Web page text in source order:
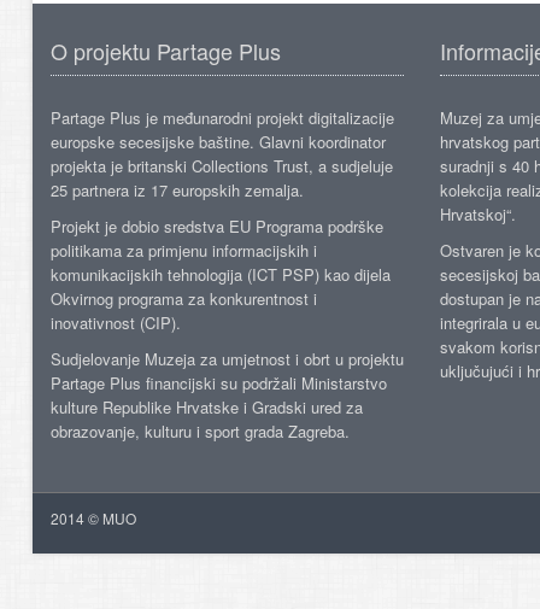
O projektu Partage Plus
Partage Plus je međunarodni projekt digitalizacije
europske secesijske baštine. Glavni koordinator
projekta je britanski Collections Trust, a sudjeluje
25 partnera iz 17 europskih zemalja.
Projekt je dobio sredstva EU Programa podrške
politikama za primjenu informacijskih i
komunikacijskih tehnologija (ICT PSP) kao dijela
Okvirnog programa za konkurentnost i
inovativnost (CIP).
Sudjelovanje Muzeja za umjetnost i obrt u projektu
Partage Plus financijski su podržali Ministarstvo
kulture Republike Hrvatske i Gradski ured za
obrazovanje, kulturu i sport grada Zagreba.
Muzej za
hrvatskog
suradnji s 40
kolekcija
Hrvatskoj“.
Ostvaren je
secesijskoj
dostupan je
integrirala u
svakom
uključujući i
2014 © MUO